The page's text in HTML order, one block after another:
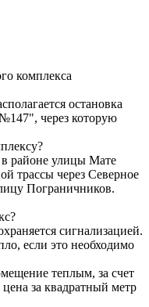
комплекса
остановка
через которую
районе улицы Мате
трассы через Северное
Пограничников.
сигнализацией.
если это необходимо
теплым, за счет
за квадратный метр